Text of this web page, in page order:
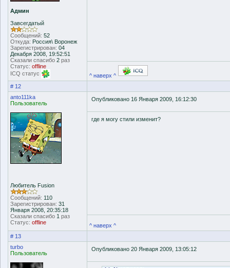
Админ
Завсегдатый
Сообщений: 52
Откуда: Россия\ Воронеж
Зарегистрирован: 04
Декабря 2008, 19:52:51
Сказали спасибо 2 раз
Статус: offline
ICQ статус
^ наверх ^
# 12
anto111ka
Пользователь
Любитель Fusion
Сообщений: 110
Зарегистрирован: 31
Января 2008, 20:35:18
Сказали спасибо 1 раз
Статус: offline
Опубликовано 16 Января 2009, 16:12:30
где я могу стили изменит?
^ наверх ^
# 13
turbo
Пользователь
Опубликовано 20 Января 2009, 13:05:12